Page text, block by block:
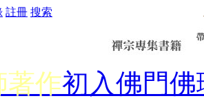
註冊 搜索
著作初入佛門佛